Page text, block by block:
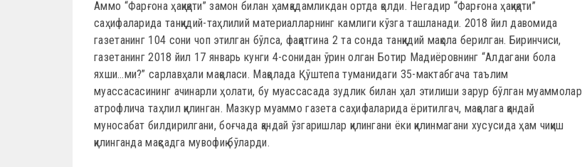
Аммо “Фарғона ҳақиқати” замон билан ҳамқадамликдан ортда қолди. Негадир “Фарғона ҳақиқати”
саҳифаларида танқидий-таҳлилий материалларнинг камлиги кўзга ташланади. 2018 йил давомида
газетанинг 104 сони чоп этилган бўлса, фақатгина 2 та сонда танқидий мақола берилган. Биринчиси,
газетанинг 2018 йил 17 январь кунги 4-сонидан ўрин олган Ботир Мадиёровнинг “Алдагани бола
яхши…ми?” сарлавҳали мақоласи. Мақолада Қўштепа туманидаги 35-мактабгача таълим
муассасасининг ачинарли ҳолати, бу муассасада зудлик билан ҳал этилиши зарур бўлган муаммолар
атрофлича таҳлил қилинган. Мазкур муаммо газета саҳифаларида ёритилгач, мақолага қандай
муносабат билдирилгани, боғчада қандай ўзгаришлар қилингани ёки қилинмагани хусусида ҳам чиқиш
қилинганда мақсадга мувофиқ бўларди.